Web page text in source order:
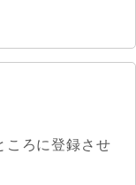
ころに登録させ